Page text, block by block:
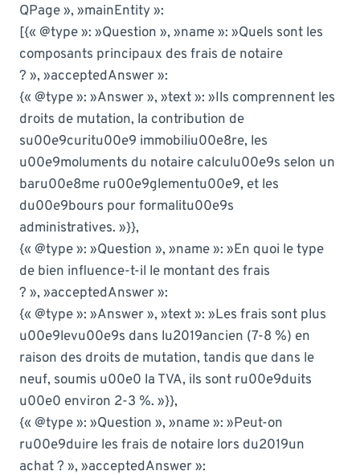
QPage », »mainEntity »:
[{« @type »: »Question », »name »: »Quels sont les
composants principaux des frais de notaire
? », »acceptedAnswer »:
{« @type »: »Answer », »text »: »Ils comprennent les
droits de mutation, la contribution de
su00e9curitu00e9 immobiliu00e8re, les
u00e9moluments du notaire calculu00e9s selon un
baru00e8me ru00e9glementu00e9, et les
du00e9bours pour formalitu00e9s
administratives. »}},
{« @type »: »Question », »name »: »En quoi le type
de bien influence-t-il le montant des frais
? », »acceptedAnswer »:
{« @type »: »Answer », »text »: »Les frais sont plus
u00e9levu00e9s dans lu2019ancien (7-8 %) en
raison des droits de mutation, tandis que dans le
neuf, soumis u00e0 la TVA, ils sont ru00e9duits
u00e0 environ 2-3 %. »}},
{« @type »: »Question », »name »: »Peut-on
ru00e9duire les frais de notaire lors du2019un
achat ? », »acceptedAnswer »: